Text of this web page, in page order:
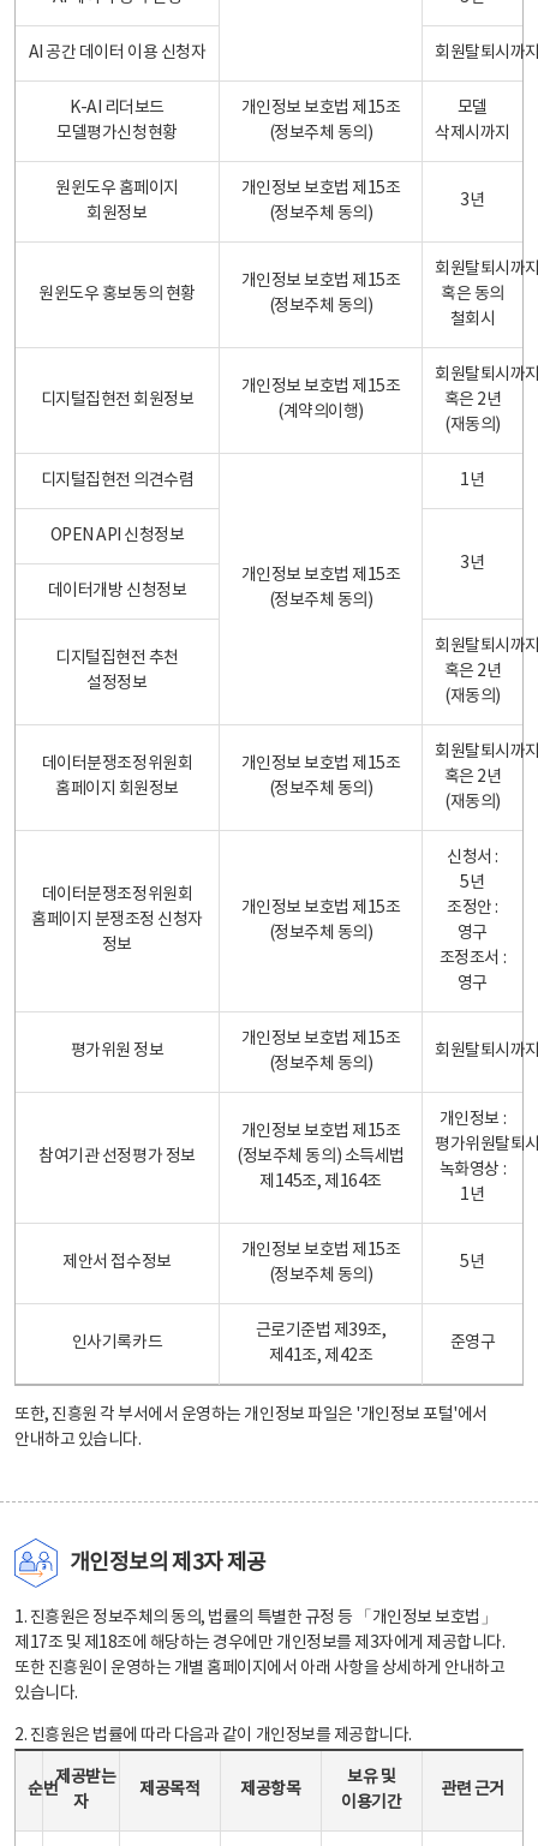
AI 공간 데이터 이용 신청자 회원탈퇴시까
K-AI 리더보드
모델평가신청현황
개인정보 보호법 제15조
(정보주체 동의)
모델
삭제시까지
원윈도우 홈페이지
회원정보
개인정보 보호법 제15조
(정보주체 동의)
3년
원윈도우 홍보동의 현황
개인정보 보호법 제15조
(정보주체 동의)
회원탈퇴시까
혹은 동의
철회시
디지털집현전 회원정보
개인정보 보호법 제15조
(계약의이행)
회원탈퇴시까
혹은 2년
(재동의)
디지털집현전 의견수렴
개인정보 보호법 제15조
(정보주체 동의)
1년
OPEN API 신청정보
3년
데이터개방 신청정보
디지털집현전 추천
설정정보
회원탈퇴시까
혹은 2년
(재동의)
데이터분쟁조정위원회
홈페이지 회원정보
개인정보 보호법 제15조
(정보주체 동의)
회원탈퇴시까
혹은 2년
(재동의)
데이터분쟁조정위원회
홈페이지 분쟁조정 신청자
정보
개인정보 보호법 제15조
(정보주체 동의)
신청서 :
5년
조정안 :
영구
조정조서 :
영구
평가위원 정보
개인정보 보호법 제15조
(정보주체 동의)
회원탈퇴시까
참여기관 선정평가 정보
개인정보 보호법 제15조
(정보주체 동의) 소득세법
제145조, 제164조
개인정보 :
평가위원탈퇴
녹화영상 :
1년
제안서 접수정보
개인정보 보호법 제15조
(정보주체 동의)
5년
인사기록카드
근로기준법 제39조,
제41조, 제42조
준영구
또한, 진흥원 각 부서에서 운영하는 개인정보 파일은 '개인정보 포털'에서
안내하고 있습니다.
개인정보의 제3자 제공
1. 진흥원은 정보주체의 동의, 법률의 특별한 규정 등 「개인정보 보호법」
제17조 및 제18조에 해당하는 경우에만 개인정보를 제3자에게 제공합니다.
또한 진흥원이 운영하는 개별 홈페이지에서 아래 사항을 상세하게 안내하고
있습니다.
2. 진흥원은 법률에 따라 다음과 같이 개인정보를 제공합니다.
순번
제공받는
자
제공목적 제공항목
보유 및
이용기간
관련 근거